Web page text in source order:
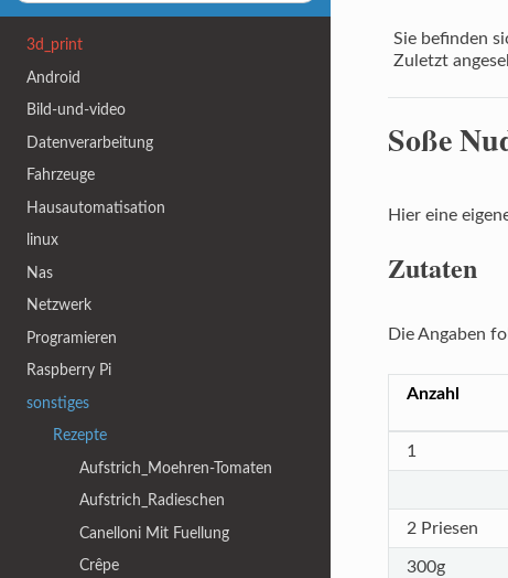
Sie befinden
Zuletzt
Soße
Hier eine
Zutaten
Die Angaben
Anzahl
1
2 Priesen
300g
3d_print
Android
Bild-und-video
Datenverarbeitung
Fahrzeuge
Hausautomatisation
linux
Nas
Netzwerk
Programieren
Raspberry Pi
sonstiges
Rezepte
Aufstrich_Moehren-Tomaten
Aufstrich_Radieschen
Canelloni Mit Fuellung
Crêpe